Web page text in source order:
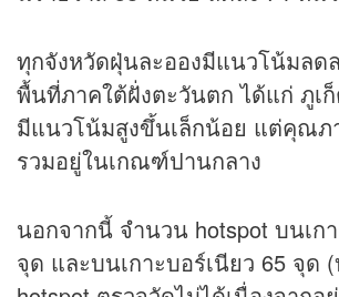
ทุกจังหวัดฝุ่นละอองมีแนวโน้มลด
พื้นที่ภาคใต้ฝั่งตะวันตก ได้แก่ ภูเ
มีแนวโน้มสูงขึ้นเล็กน้อย แต่คุณภ
รวมอยู่ในเกณฑ์ปานกลาง
นอกจากนี้ จำนวน hotspot บนเก
จุด และบนเกาะบอร์เนียว 65 จุด